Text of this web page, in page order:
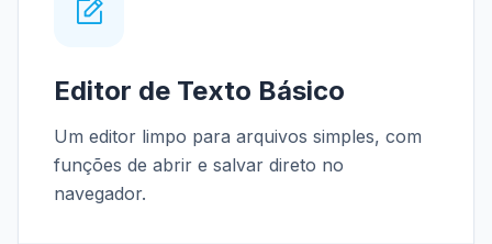
Editor de Texto Básico
Um editor limpo para arquivos simples, com
funções de abrir e salvar direto no
navegador.